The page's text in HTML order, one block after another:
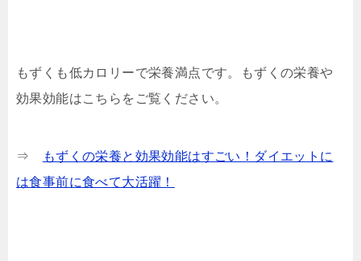
もずくも低カロリーで栄養満点です。もずくの栄養や
効果効能はこちらをご覧ください。
⇒
もずくの栄養と効果効能はすごい！ダイエットに
は食事前に食べて大活躍！